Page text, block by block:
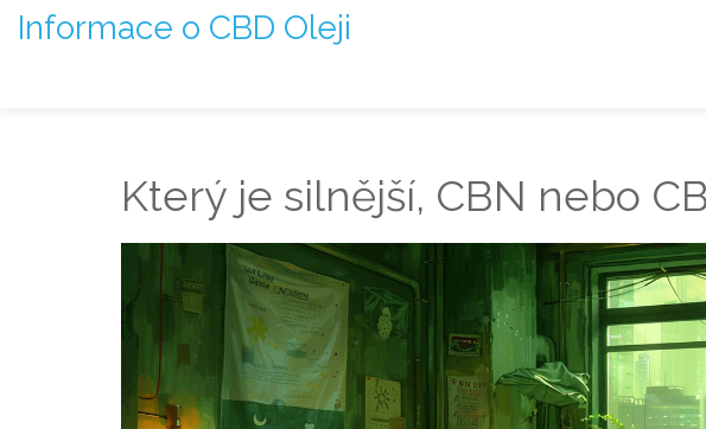
Informace o CBD Oleji
Který je silnější, CBN nebo